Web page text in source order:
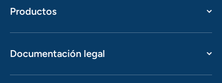
Productos
Documentación legal